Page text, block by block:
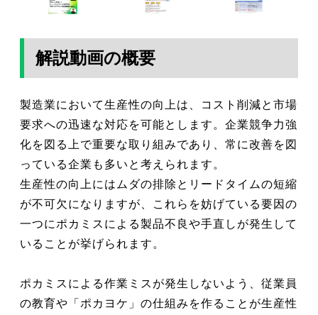
解説動画の概要
製造業において生産性の向上は、コスト削減と市場
要求への迅速な対応を可能とします。企業競争力強
化を図る上で重要な取り組みであり、常に改善を図
っている企業も多いと考えられます。
生産性の向上にはムダの排除とリードタイムの短縮
が不可欠になりますが、これらを妨げている要因の
一つにポカミスによる製品不良や手直しが発生して
いることが挙げられます。
ポカミスによる作業ミスが発生しないよう、従業員
の教育や「ポカヨケ」の仕組みを作ることが生産性